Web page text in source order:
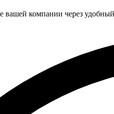
вашей компании через